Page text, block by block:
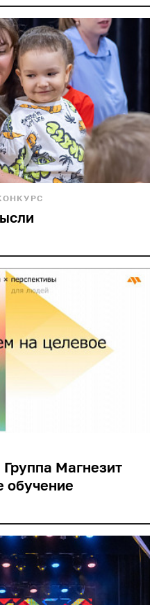
Магнезит
обучение